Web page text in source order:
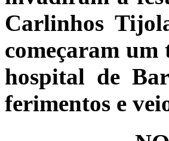
Carlinhos
começaram
hospital de
ferimentos e